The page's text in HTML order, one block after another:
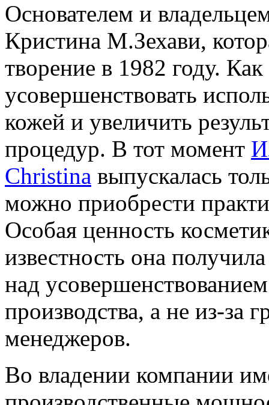
Основателем и
Кристина М.Зехави,
творение в 1982 году.
усовершенствовать
кожей и увеличить
процедур. В тот момент
Christina выпускалась
можно приобрести
Особая ценность
известность она
над
производства, а не из-за
менеджеров.
Во владении компании